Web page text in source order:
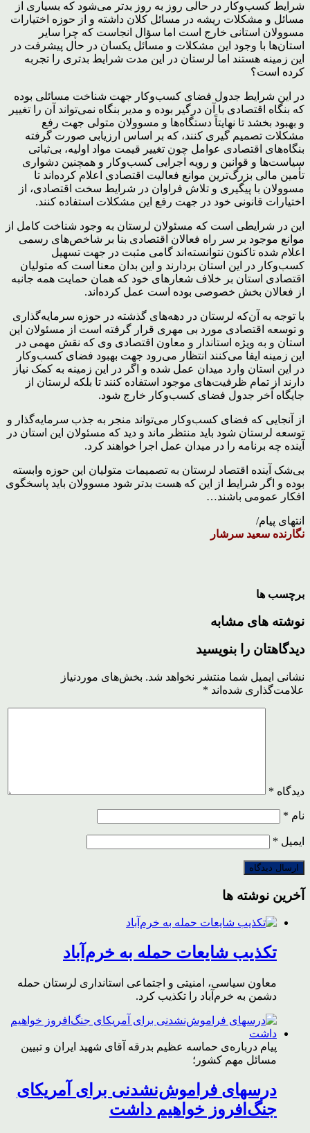
شرایط کسب‌وکار در حالی روز به روز بدتر می‌شود که بسیاری از
مسائل و مشکلات ریشه در مسائل کلان داشته و از حوزه اختیارات
مسوولان استانی خارج است اما سؤال انجاست که چرا سایر
استان‌ها با وجود این مشکلات و مسائل یکسان در حال پیشرفت در
این زمینه هستند اما لرستان در این مدت شرایط بدتری را تجربه
کرده است؟
در این شرایط جدول فضای کسب‌وکار جهت شناخت مسائلی بوده
که بنگاه اقتصادی با آن درگیر بوده و مدیر بنگاه نمی‌تواند آن را تغییر
و بهبود بخشد تا نهایتاً دستگاه‌ها و مسوولان متولی جهت رفع
مشکلات تصمیم گیری کنند، که بر اساس ارزیابی صورت گرفته
بنگاه‌های اقتصادی عوامل چون تغییر قیمت مواد اولیه، بی‌ثباتی
سیاست‌ها و قوانین و رویه اجرایی کسب‌وکار و همچنین دشواری
تأمین مالی بزرگ‌ترین موانع فعالیت اقتصادی اعلام کرده‌اند تا
مسوولان با پیگیری و تلاش فراوان در شرایط سخت اقتصادی، از
اختیارات قانونی خود در جهت رفع این مشکلات استفاده کنند.
این در شرایطی است که مسئولان لرستان به وجود شناخت کامل از
موانع موجود بر سر راه فعالان اقتصادی بنا بر شاخص‌های رسمی
اعلام شده تاکنون نتوانسته‌اند گامی مثبت در جهت تسهیل
کسب‌وکار در این استان بردارند و این بدان معنا است که متولیان
اقتصادی استان بر خلاف شعارهای خود که همان حمایت همه جانبه
از فعالان بخش خصوصی بوده است عمل کرده‌اند.
با توجه به آن‌که لرستان در دهه‌های گذشته در حوزه سرمایه‌گذاری
و توسعه اقتصادی مورد بی مهری قرار گرفته است از مسئولان این
استان و به ویژه استاندار و معاون اقتصادی وی که نقش مهمی در
این زمینه ایفا می‌کنند انتظار می‌رود جهت بهبود فضای کسب‌وکار
در این استان وارد میدان عمل شده و اگر در این زمینه به کمک نیاز
دارند از تمام ظرفیت‌های موجود استفاده کنند تا بلکه لرستان از
جایگاه آخر جدول فضای کسب‌وکار خارج شود.
از آنجایی که فضای کسب‌وکار می‌تواند منجر به جذب سرمایه‌گذار و
توسعه لرستان شود باید منتظر ماند و دید که مسئولان این استان در
آینده چه برنامه را در میدان عمل اجرا خواهند کرد.
بی‌شک آینده اقتصاد لرستان به تصمیمات متولیان این حوزه وابسته
بوده و اگر شرایط از این که هست بدتر شود مسوولان باید پاسخگوی
افکار عمومی باشند…
انتهای پیام/
نگارنده سعید سرشار
برچسب ها
نوشته های مشابه
دیدگاهتان را بنویسید
نشانی ایمیل شما منتشر نخواهد شد. بخش‌های موردنیاز
علامت‌گذاری شده‌اند *
دیدگاه *
نام *
ایمیل *
آخرین نوشته ها
تکذیب شایعات حمله به خرم‌آباد
معاون سیاسی، امنیتی و اجتماعی استانداری لرستان حمله
دشمن به خرم‌آباد را تکذیب کرد.
پیام درباره‌ی حماسه عظیم بدرقه آقای شهید ایران و تبیین
مسائل مهم کشور؛
درسهای فراموش‌نشدنی برای آمریکای
جنگ‌افروز خواهیم داشت